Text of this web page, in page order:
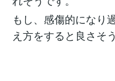
もし、感傷的になり
え方をすると良さそ